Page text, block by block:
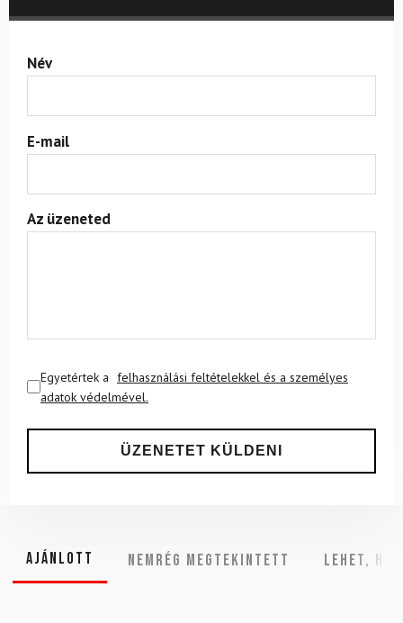
Név
E-mail
Az üzeneted
Egyetértek a felhasználási feltételekkel és a személyes
adatok védelmével.
Ajánlott NEMRÉG MEGTEKINTETT Lehet,